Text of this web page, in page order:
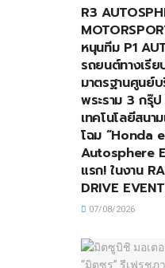
R3
หนุนทีม P1
รถยนต์ทางเรี
มาตรฐานศูนย์
พระราม 3 กรุ๊
เทคโนโลยีสน
โฉม “Honda
Autosphere
แรก! ในงาน
DRIVE
07/08/2026